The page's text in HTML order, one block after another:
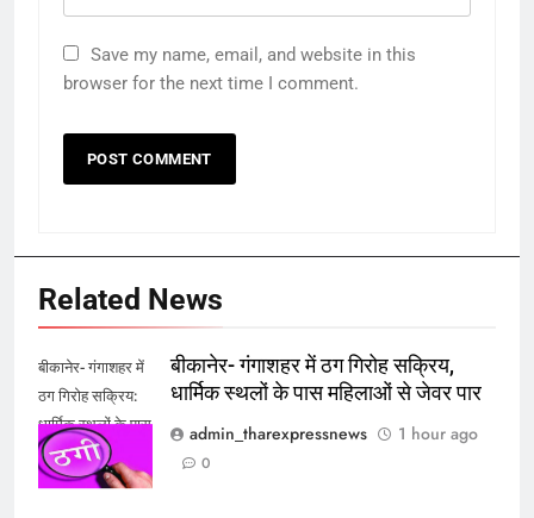
Save my name, email, and website in this
browser for the next time I comment.
Related News
बीकानेर- गंगाशहर में
ठग गिरोह सक्रिय:
धार्मिक स्थलों के पास
महिलाओं से जेवर पार
बीकानेर- गंगाशहर में ठग गिरोह सक्रिय,
धार्मिक स्थलों के पास महिलाओं से जेवर पार
admin_tharexpressnews
1 hour ago
0